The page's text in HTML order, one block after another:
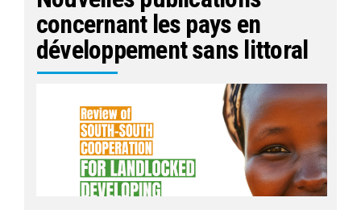
concernant les pays en
développement sans littoral